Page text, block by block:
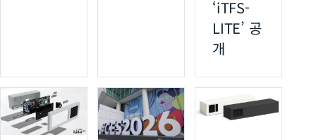
‘iTFS-
LITE’ 공
개